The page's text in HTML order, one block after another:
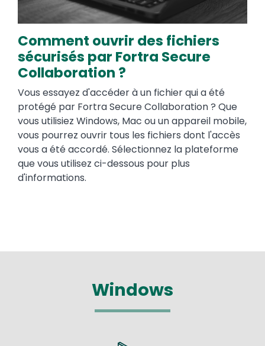
Comment ouvrir des fichiers
sécurisés par Fortra Secure
Collaboration ?
Vous essayez d'accéder à un fichier qui a été
protégé par Fortra Secure Collaboration ? Que
vous utilisiez Windows, Mac ou un appareil mobile,
vous pourrez ouvrir tous les fichiers dont l'accès
vous a été accordé. Sélectionnez la plateforme
que vous utilisez ci-dessous pour plus
d'informations.
Windows